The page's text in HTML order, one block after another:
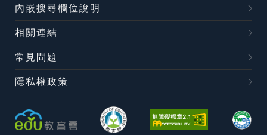
內嵌搜尋欄位說明
相關連結
常見問題
隱私權政策